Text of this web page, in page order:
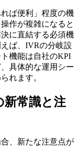
ば便利」程度の機
作が複雑になると
に直結する必須機
ば、IVRの分岐設
機能は自社のKPI
具体的な運用シー
れます。
新常識と注
、新たな注意点が